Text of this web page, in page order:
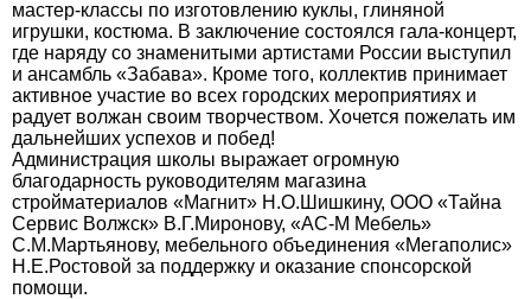
мастер-классы по изготовлению куклы, глиняной
игрушки, костюма. В заключение состоялся гала-концерт,
где наряду со знаменитыми артистами России выступил
и ансамбль «Забава». Кроме того, коллектив принимает
активное участие во всех городских мероприятиях и
радует волжан своим творчеством. Хочется пожелать им
дальнейших успехов и побед!
Администрация школы выражает огромную
благодарность руководителям магазина
стройматериалов «Магнит» Н.О.Шишкину, ООО «Тайна
Сервис Волжск» В.Г.Миронову, «АС-М Мебель»
С.М.Мартьянову, мебельного объединения «Мегаполис»
Н.Е.Ростовой за поддержку и оказание спонсорской
помощи.